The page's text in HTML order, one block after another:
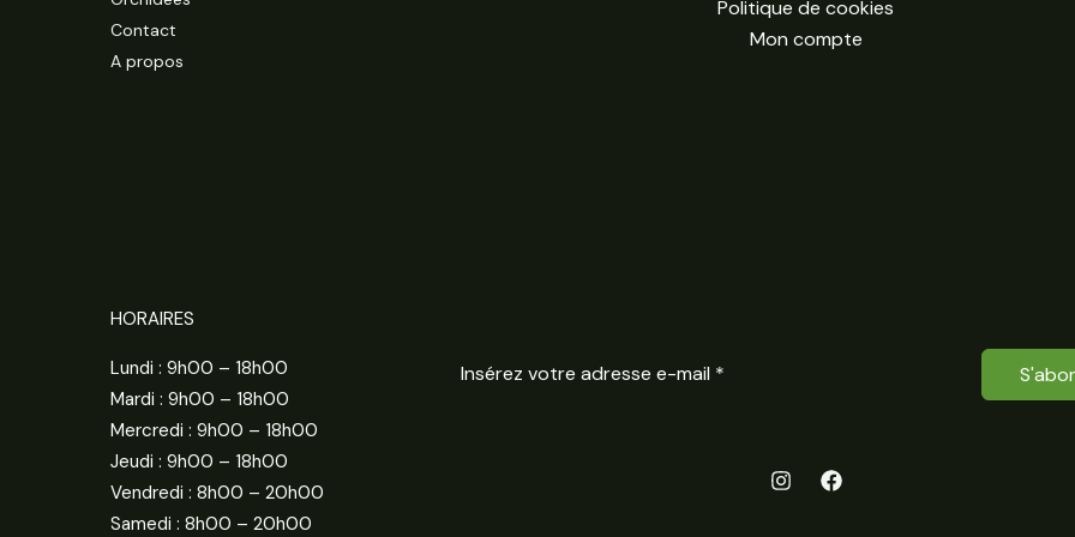
Contact
A propos
Politique de cookies
Mon compte
HORAIRES
Lundi : 9h00 – 18h00
Mardi : 9h00 – 18h00
Mercredi : 9h00 – 18h00
Jeudi : 9h00 – 18h00
Vendredi : 8h00 – 20h00
Samedi : 8h00 – 20h00